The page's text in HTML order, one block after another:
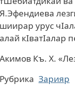
Я.Эфендиева
шиирар урус
алай кIватIалар
Акимов Къ. Х.
Рубрика Зарияр